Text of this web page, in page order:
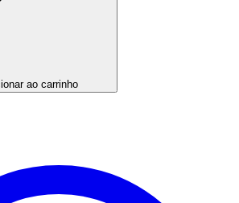
ao carrinho